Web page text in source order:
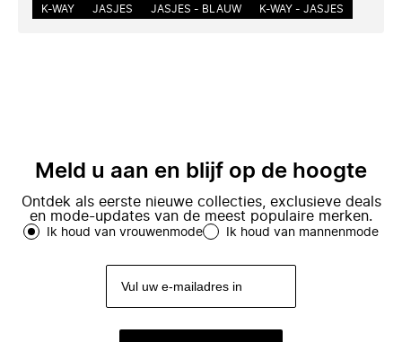
K-WAY JASJES JASJES - BLAUW K-WAY - JASJES
Meld u aan en blijf op de hoogte
Ontdek als eerste nieuwe collecties, exclusieve deals
en mode-updates van de meest populaire merken.
Ik houd van vrouwenmode Ik houd van mannenmode